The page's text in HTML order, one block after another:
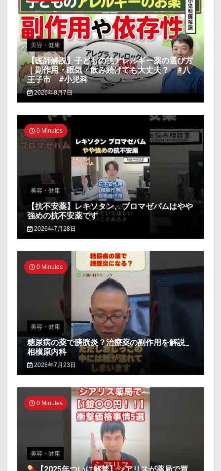
美容・健康
【医師解説】子どもの抗アレルギー薬の選び方
｜副作用・眠気・飲み続けても大丈夫？ #八
王子市 #小児科
2026年8月7日
0 Minutes
美容・健康
【抗不安薬】レキソタン、ブロマゼパムはやや
強めの抗不安薬です
2026年7月28日
0 Minutes
美容・健康
糖尿病の薬で膀胱炎？治療薬の副作用を解説_
相模原内科
2026年7月23日
0 Minutes
美容・健康